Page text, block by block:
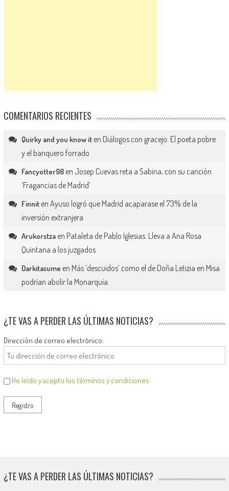
COMENTARIOS RECIENTES
Quirky and you know iten Diálogos con gracejo: El poeta pobre
y el banquero forrado
Fancyotter98en Josep Cuevas reta a Sabina, con su canción
‘Fragancias de Madrid’
Finniten Ayuso logró que Madrid acaparase el 73% de la
inversión extranjera
Arukorstzaen Pataleta de Pablo Iglesias: Lleva a Ana Rosa
Quintana a los juzgados
Darkitasume en Más ‘descuidos’ como el de Doña Letizia en Misa
podrían abolir la Monarquía
¿TE VAS A PERDER LAS ÚLTIMAS NOTICIAS?
Dirección de correo electrónico:
He leído y acepto los términos y condiciones
¿TE VAS A PERDER LAS ÚLTIMAS NOTICIAS?